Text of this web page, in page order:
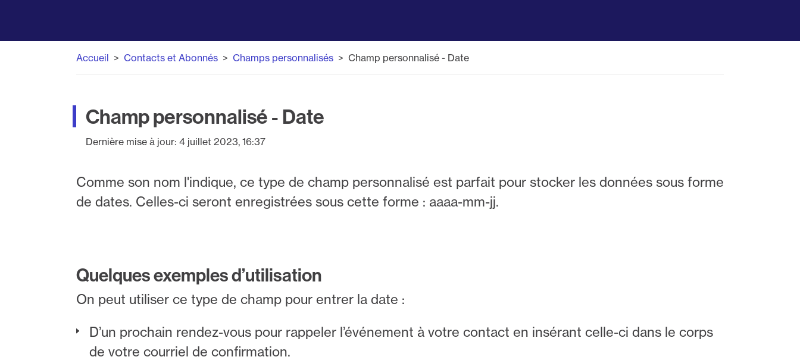
Accueil Contacts et Abonnés Champs personnalisés Champ personnalisé - Date
Champ personnalisé - Date
Dernière mise à jour: 4 juillet 2023, 16:37
Comme son nom l'indique, ce type de champ personnalisé est parfait pour stocker les données sous forme
de dates. Celles-ci seront enregistrées sous cette forme : aaaa-mm-jj.
Quelques exemples d’utilisation
On peut utiliser ce type de champ pour entrer la date :
D’un prochain rendez-vous pour rappeler l’événement à votre contact en insérant celle-ci dans le corps
de votre courriel de confirmation.